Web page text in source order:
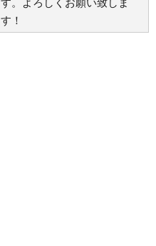
す。よろしくお願い致しま
す！